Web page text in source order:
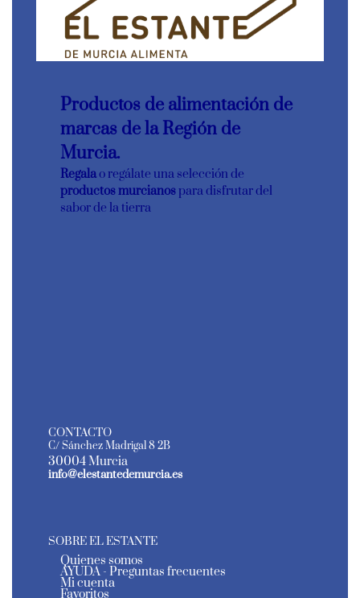
Productos de alimentación de
marcas de la Región de
Murcia.
Regalao regálate una selección de
productos murcianospara disfrutar del
sabor de la tierra
CONTACTO
C/ Sánchez Madrigal 8 2B
30004 Murcia
info@elestantedemurcia.es
SOBRE EL ESTANTE
Quienes somos
AYUDA - Preguntas frecuentes
Mi cuenta
Favoritos